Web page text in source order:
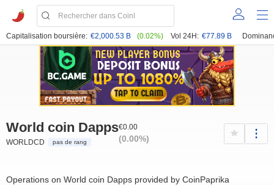
Capitalisation boursière: €2,000.53 B (0.02%) Vol 24H: €77.89 B
World coin Dapps
WORLDCD pas de rang
€0.00
(0.00%)
Operations on World coin Dapps provided by CoinPaprika